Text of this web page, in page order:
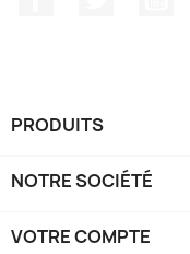
PRODUITS
NOTRE SOCIÉTÉ
VOTRE COMPTE